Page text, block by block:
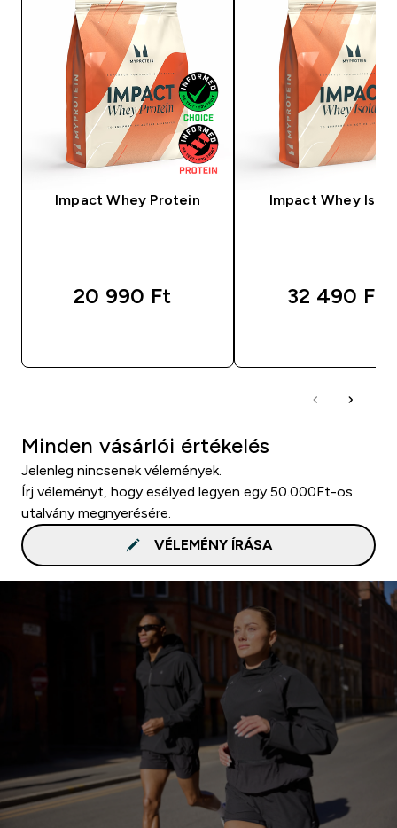
Impact Whey Protein
20 990 Ft‎
Impact Whey
32 490 Ft‎
Minden vásárlói értékelés
Jelenleg nincsenek vélemények.
Írj véleményt, hogy esélyed legyen egy 50.000Ft-os
utalvány megnyerésére.
VÉLEMÉNY ÍRÁSA